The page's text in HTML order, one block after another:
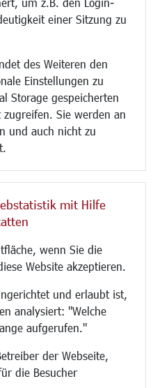
einer Sitzung zu
des Weiteren den
Einstellungen zu
Storage gespeicherten
Sie werden an
und auch nicht zu
mit Hilfe
wenn Sie die
Website akzeptieren.
und erlaubt ist,
analysiert: "Welche
aufgerufen."
der Webseite,
die Besucher